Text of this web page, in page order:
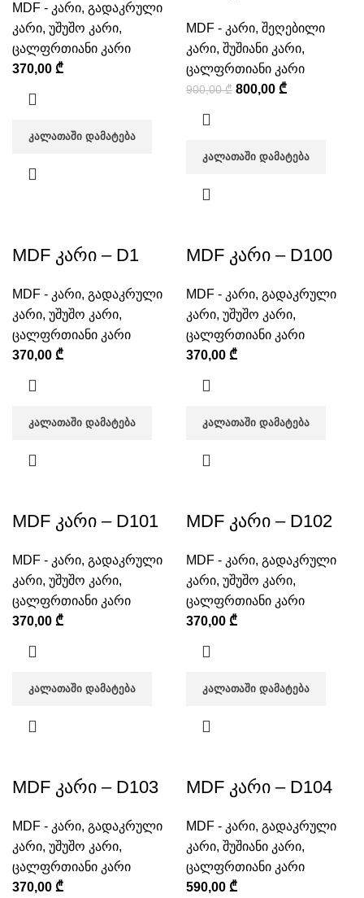
MDF - კარი, გადაკრული
კარი, უშუშო კარი,
ცალფრთიანი კარი
370,00 ₾
ᲙᲐᲚᲐᲗᲐᲨᲘ ᲓᲐᲛᲐᲢᲔᲑᲐ
MDF - კარი, შეღებილი
კარი, შუშიანი კარი,
ცალფრთიანი კარი
900,00₾ 800,00 ₾
ᲙᲐᲚᲐᲗᲐᲨᲘ ᲓᲐᲛᲐᲢᲔᲑᲐ
MDF კარი – D1
MDF - კარი, გადაკრული
კარი, უშუშო კარი,
ცალფრთიანი კარი
370,00 ₾
ᲙᲐᲚᲐᲗᲐᲨᲘ ᲓᲐᲛᲐᲢᲔᲑᲐ
MDF კარი – D100
MDF - კარი, გადაკრული
კარი, უშუშო კარი,
ცალფრთიანი კარი
370,00 ₾
ᲙᲐᲚᲐᲗᲐᲨᲘ ᲓᲐᲛᲐᲢᲔᲑᲐ
MDF კარი – D101
MDF - კარი, გადაკრული
კარი, უშუშო კარი,
ცალფრთიანი კარი
370,00 ₾
ᲙᲐᲚᲐᲗᲐᲨᲘ ᲓᲐᲛᲐᲢᲔᲑᲐ
MDF კარი – D102
MDF - კარი, გადაკრული
კარი, უშუშო კარი,
ცალფრთიანი კარი
370,00 ₾
ᲙᲐᲚᲐᲗᲐᲨᲘ ᲓᲐᲛᲐᲢᲔᲑᲐ
MDF კარი – D103
MDF - კარი, გადაკრული
კარი, უშუშო კარი,
ცალფრთიანი კარი
370,00 ₾
MDF კარი – D104
MDF - კარი, გადაკრული
კარი, შუშიანი კარი,
ცალფრთიანი კარი
590,00 ₾